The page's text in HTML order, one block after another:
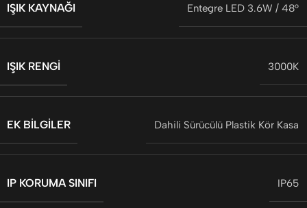
IŞIK KAYNAĞI Entegre LED 3.6W / 48°
IŞIK RENGI 3000K
EK BILGILER Dahili Sürücülü Plastik Kör Kasa
IP KORUMA SINIFI IP65